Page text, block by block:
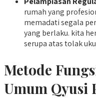
rumah yang
memadati segala
yang berlaku. kita
serupa atas tolak
Metode
Umum Qyusi